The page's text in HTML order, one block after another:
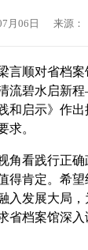
月06日 来源：
言顺对省档
流碧水启新
和启示》作
求。
角看践行正
得肯定。希
入发展大局
省档案馆深